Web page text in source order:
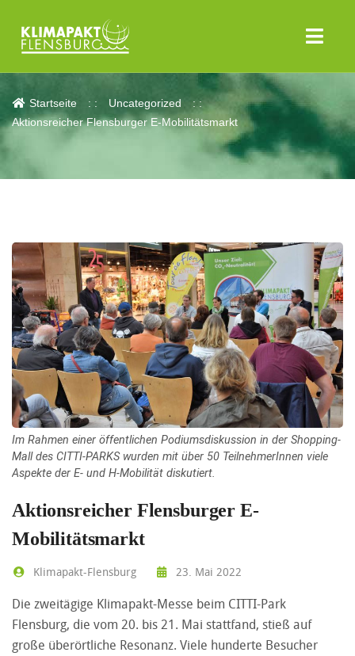
Aktuelles
Startseite
Uncategorized
Aktionsreicher Flensburger E-Mobilitätsmarkt
Im Rahmen einer öffentlichen Podiumsdiskussion in der Shopping-
Mall des CITTI-PARKS wurden mit über 50 TeilnehmerInnen viele
Aspekte der E- und H-Mobilität diskutiert.
Aktionsreicher Flensburger E-
Mobilitätsmarkt
Klimapakt-Flensburg 23. Mai 2022
Die zweitägige Klimapakt-Messe beim CITTI-Park
Flensburg, die vom 20. bis 21. Mai stattfand, stieß auf
große überörtliche Resonanz. Viele hunderte Besucher